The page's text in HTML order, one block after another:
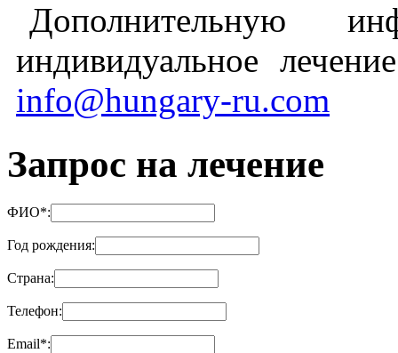
Дополнительную
индивидуальное
info@hungary-ru.com
Запрос на лечение
ФИО*:
Год рождения:
Страна:
Телефон:
Email*: